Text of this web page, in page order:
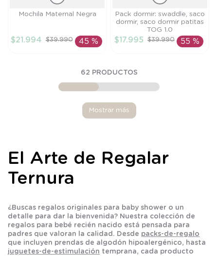
Talla
AÑADIR AL
Mochila Maternal Negra
$21 .994 $39.990 45 %
Talla
AÑADIR AL
Pack dormir: swaddle, saco
dormir, saco dormir patitas
TOG 1.0
$17.995 $39.990 55 %
62 PRODUCTOS
Mostrar más
El Arte de Regalar
Ternura
¿Buscas regalos originales para baby shower o un
detalle para dar la bienvenida? Nuestra colección de
regalos para bebé recién nacido está pensada para
padres que valoran la calidad. Desde packs-de-regalo
que incluyen prendas de algodón hipoalergénico, hasta
juguetes-de-estimulación temprana, cada producto